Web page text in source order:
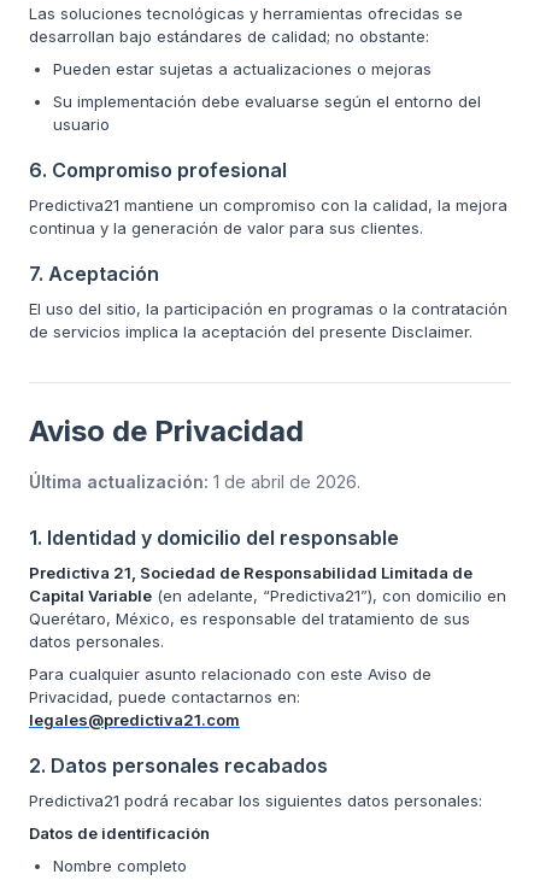
Las soluciones tecnológicas y herramientas ofrecidas se
desarrollan bajo estándares de calidad; no obstante:
Pueden estar sujetas a actualizaciones o mejoras
Su implementación debe evaluarse según el entorno del
usuario
6. Compromiso profesional
Predictiva21 mantiene un compromiso con la calidad, la mejora
continua y la generación de valor para sus clientes.
7. Aceptación
El uso del sitio, la participación en programas o la contratación
de servicios implica la aceptación del presente Disclaimer.
Aviso de Privacidad
Última actualización: 1 de abril de 2026.
1. Identidad y domicilio del responsable
Predictiva 21, Sociedad de Responsabilidad Limitada de
Capital Variable (en adelante, “Predictiva21”), con domicilio en
Querétaro, México, es responsable del tratamiento de sus
datos personales.
Para cualquier asunto relacionado con este Aviso de
Privacidad, puede contactarnos en:
legales@predictiva21.com
2. Datos personales recabados
Predictiva21 podrá recabar los siguientes datos personales:
Datos de identificación
Nombre completo